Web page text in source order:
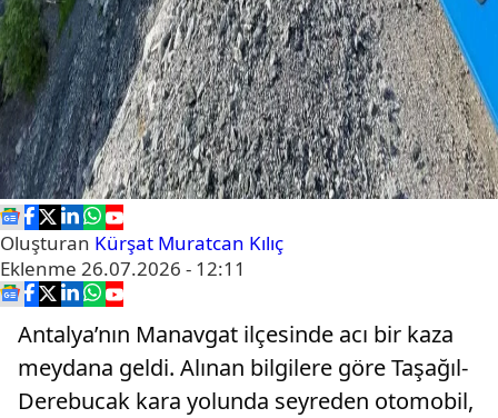
Oluşturan Kürşat Muratcan Kılıç
Eklenme 26.07.2026 - 12:11
Antalya’nın Manavgat ilçesinde acı bir kaza
meydana geldi. Alınan bilgilere göre Taşağıl-
Derebucak kara yolunda seyreden otomobil,